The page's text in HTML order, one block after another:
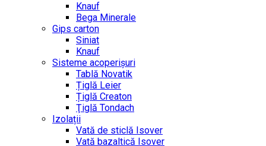
Knauf
Bega Minerale
Gips carton
Siniat
Knauf
Sisteme acoperișuri
Tablă Novatik
Țiglă Leier
Țiglă Creaton
Ţiglă Tondach
Izolații
Vată de sticlă Isover
Vată bazaltică Isover